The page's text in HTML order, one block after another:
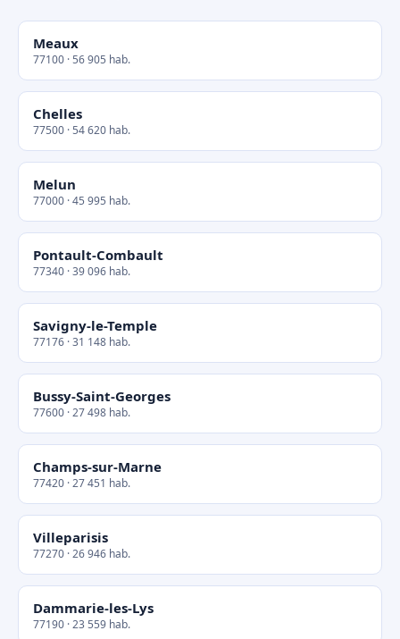
Meaux
77100 · 56 905 hab.
Chelles
77500 · 54 620 hab.
Melun
77000 · 45 995 hab.
Pontault-Combault
77340 · 39 096 hab.
Savigny-le-Temple
77176 · 31 148 hab.
Bussy-Saint-Georges
77600 · 27 498 hab.
Champs-sur-Marne
77420 · 27 451 hab.
Villeparisis
77270 · 26 946 hab.
Dammarie-les-Lys
77190 · 23 559 hab.